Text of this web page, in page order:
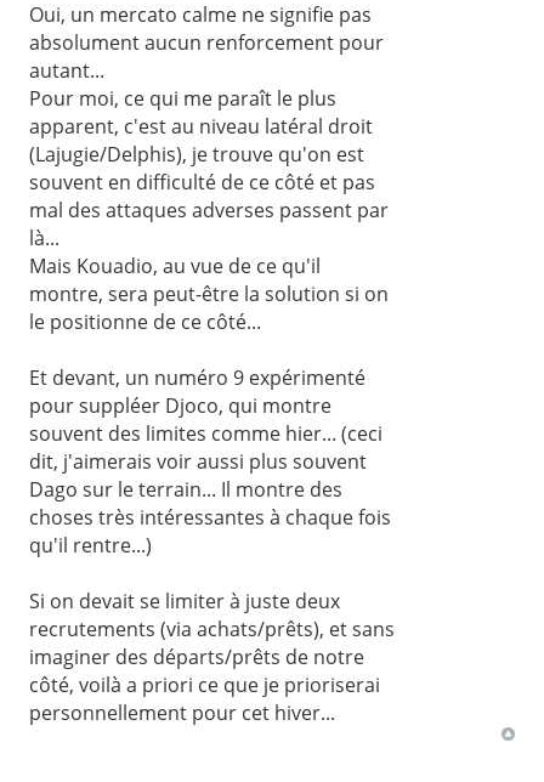
Oui, un mercato calme ne signifie pas
absolument aucun renforcement pour
autant...
Pour moi, ce qui me paraît le plus
apparent, c'est au niveau latéral droit
(Lajugie/Delphis), je trouve qu'on est
souvent en difficulté de ce côté et pas
mal des attaques adverses passent par
là...
Mais Kouadio, au vue de ce qu'il
montre, sera peut-être la solution si on
le positionne de ce côté...
Et devant, un numéro 9 expérimenté
pour suppléer Djoco, qui montre
souvent des limites comme hier... (ceci
dit, j'aimerais voir aussi plus souvent
Dago sur le terrain... Il montre des
choses très intéressantes à chaque fois
qu'il rentre...)
Si on devait se limiter à juste deux
recrutements (via achats/prêts), et sans
imaginer des départs/prêts de notre
côté, voilà a priori ce que je prioriserai
personnellement pour cet hiver...